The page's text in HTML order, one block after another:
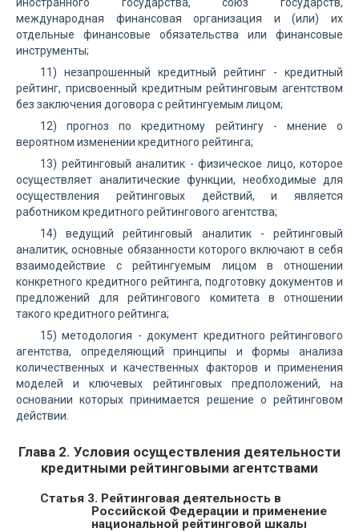
международная финансовая организация и (или) их
отдельные финансовые обязательства или финансовые
инструменты;
11) незапрошенный кредитный рейтинг - кредитный
рейтинг, присвоенный кредитным рейтинговым агентством
без заключения договора с рейтингуемым лицом;
12) прогноз по кредитному рейтингу - мнение о
вероятном изменении кредитного рейтинга;
13) рейтинговый аналитик - физическое лицо, которое
осуществляет аналитические функции, необходимые для
осуществления рейтинговых действий, и является
работником кредитного рейтингового агентства;
14) ведущий рейтинговый аналитик - рейтинговый
аналитик, основные обязанности которого включают в себя
взаимодействие с рейтингуемым лицом в отношении
конкретного кредитного рейтинга, подготовку документов и
предложений для рейтингового комитета в отношении
такого кредитного рейтинга;
15) методология - документ кредитного рейтингового
агентства, определяющий принципы и формы анализа
количественных и качественных факторов и применения
моделей и ключевых рейтинговых предположений, на
основании которых принимается решение о рейтинговом
действии.
Глава 2. Условия осуществления деятельности
кредитными рейтинговыми агентствами
Статья 3. Рейтинговая деятельность в
Российской Федерации и применение
национальной рейтинговой шкалы